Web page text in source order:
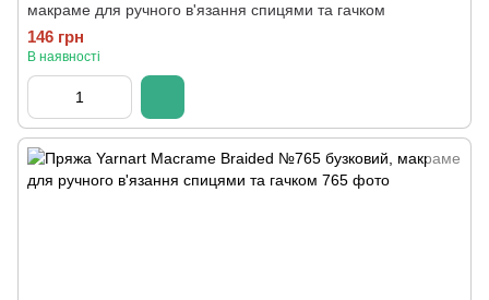
макраме для ручного в'язання спицями та гачком
146 грн
В наявності